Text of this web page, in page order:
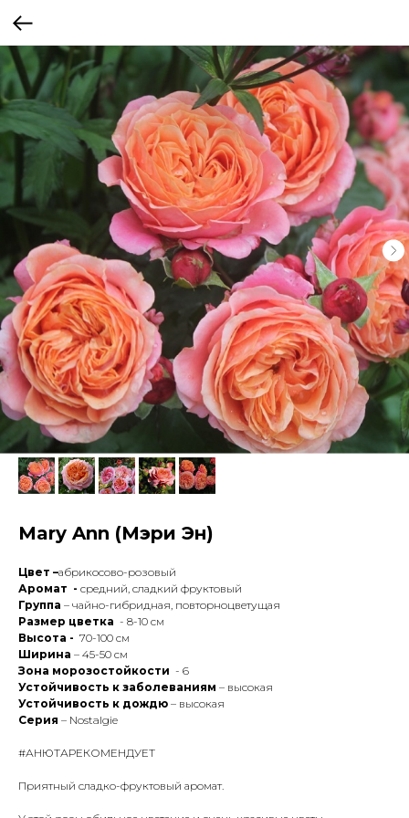
Mary Ann (Мэри Эн)
Цвет –абрикосово-розовый
Аромат - средний, сладкий фруктовый
Группа – чайно-гибридная, повторноцветущая
Размер цветка - 8-10 см
Высота - 70-100 см
Ширина – 45-50 см
Зона морозостойкости - 6
Устойчивость к заболеваниям – высокая
Устойчивость к дождю – высокая
Серия – Nostalgie
#АНЮТАРЕКОМЕНДУЕТ
Приятный сладко-фруктовый аромат.